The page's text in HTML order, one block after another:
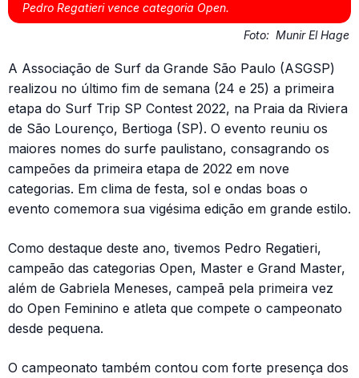
Pedro Regatieri vence categoria Open.
Foto: Munir El Hage
A Associação de Surf da Grande São Paulo (ASGSP)
realizou no último fim de semana (24 e 25) a primeira
etapa do Surf Trip SP Contest 2022, na Praia da Riviera
de São Lourenço, Bertioga (SP). O evento reuniu os
maiores nomes do surfe paulistano, consagrando os
campeões da primeira etapa de 2022 em nove
categorias. Em clima de festa, sol e ondas boas o
evento comemora sua vigésima edição em grande estilo.
Como destaque deste ano, tivemos Pedro Regatieri,
campeão das categorias Open, Master e Grand Master,
além de Gabriela Meneses, campeã pela primeira vez
do Open Feminino e atleta que compete o campeonato
desde pequena.
O campeonato também contou com forte presença dos